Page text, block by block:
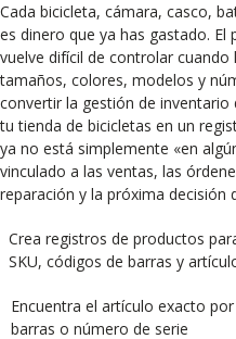
Cada bicicleta, cámara, casco,
es dinero que ya has gastado. El
vuelve difícil de controlar
tamaños, colores, modelos y
convertir la gestión de
tu tienda de bicicletas en un
ya no está simplemente «en
vinculado a las ventas, las
reparación y la próxima decisión
Crea registros de productos
SKU, códigos de barras y
Encuentra el artículo exacto
barras o número de serie